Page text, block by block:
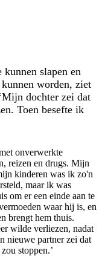
slapen en
worden, ziet
dochter zei dat
Toen besefte ik
onverwerkte
reizen en drugs. Mijn
kinderen was ik zo'n
maar ik was
om er een einde aan te
waar hij is, en
brengt hem thuis.
wilde verliezen, nadat
nieuwe partner zei dat
stoppen.’